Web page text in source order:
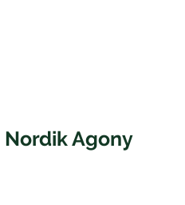
Agony